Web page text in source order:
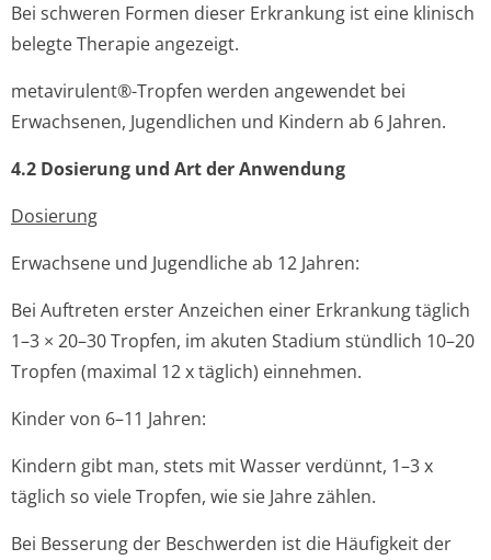
Bei schweren Formen dieser Erkrankung ist eine klinisch
belegte Therapie angezeigt.
metavirulent®-Tropfen werden angewendet bei
Erwachsenen, Jugendlichen und Kindern ab 6 Jahren.
4.2 Dosierung und Art der Anwendung
Dosierung
Erwachsene und Jugendliche ab 12 Jahren:
Bei Auftreten erster Anzeichen einer Erkrankung täglich
1–3 × 20–30 Tropfen, im akuten Stadium stündlich 10–20
Tropfen (maximal 12 x täglich) einnehmen.
Kinder von 6–11 Jahren:
Kindern gibt man, stets mit Wasser verdünnt, 1–3 x
täglich so viele Tropfen, wie sie Jahre zählen.
Bei Besserung der Beschwerden ist die Häufigkeit der